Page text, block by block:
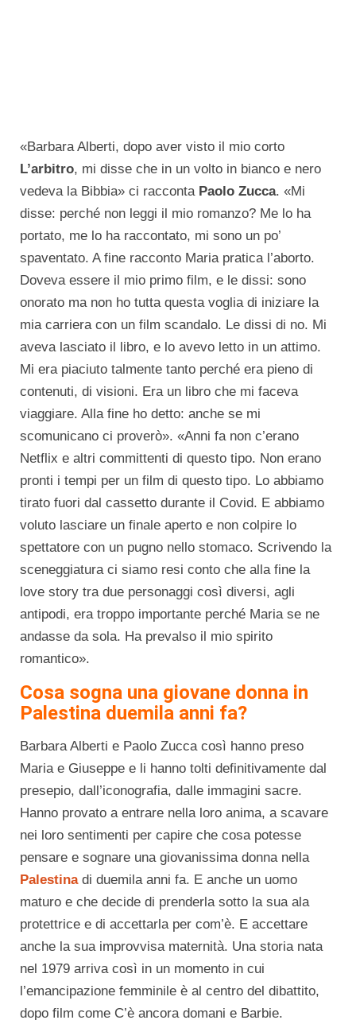
«Barbara Alberti, dopo aver visto il mio corto
L’arbitro, mi disse che in un volto in bianco e nero
vedeva la Bibbia» ci racconta Paolo Zucca. «Mi
disse: perché non leggi il mio romanzo? Me lo ha
portato, me lo ha raccontato, mi sono un po’
spaventato. A fine racconto Maria pratica l’aborto.
Doveva essere il mio primo film, e le dissi: sono
onorato ma non ho tutta questa voglia di iniziare la
mia carriera con un film scandalo. Le dissi di no. Mi
aveva lasciato il libro, e lo avevo letto in un attimo.
Mi era piaciuto talmente tanto perché era pieno di
contenuti, di visioni. Era un libro che mi faceva
viaggiare. Alla fine ho detto: anche se mi
scomunicano ci proverò». «Anni fa non c’erano
Netflix e altri committenti di questo tipo. Non erano
pronti i tempi per un film di questo tipo. Lo abbiamo
tirato fuori dal cassetto durante il Covid. E abbiamo
voluto lasciare un finale aperto e non colpire lo
spettatore con un pugno nello stomaco. Scrivendo la
sceneggiatura ci siamo resi conto che alla fine la
love story tra due personaggi così diversi, agli
antipodi, era troppo importante perché Maria se ne
andasse da sola. Ha prevalso il mio spirito
romantico».
Cosa sogna una giovane donna in
Palestina duemila anni fa?
Barbara Alberti e Paolo Zucca così hanno preso
Maria e Giuseppe e li hanno tolti definitivamente dal
presepio, dall’iconografia, dalle immagini sacre.
Hanno provato a entrare nella loro anima, a scavare
nei loro sentimenti per capire che cosa potesse
pensare e sognare una giovanissima donna nella
Palestinadi duemila anni fa. E anche un uomo
maturo e che decide di prenderla sotto la sua ala
protettrice e di accettarla per com’è. E accettare
anche la sua improvvisa maternità. Una storia nata
nel 1979 arriva così in un momento in cui
l’emancipazione femminile è al centro del dibattito,
dopo film come C’è ancora domani e Barbie.